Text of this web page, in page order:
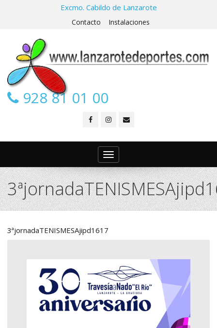
Excmo. Cabildo de Lanzarote
Contacto Instalaciones
928 81 01 00
Toggle
navigation
3ªjornadaTENISMESAjipd1617